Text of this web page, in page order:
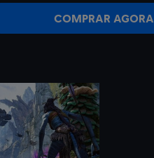
COMPRAR AGORA